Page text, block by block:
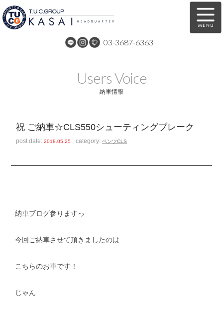
03-3687-6363
全国納車 特別作業
スタッフblog
ホーム
Users Voice
納車情報
祝 ご納車☆CLS550シューティングブレーク
post date:2018.05.25 category:ベンツCLS
納車ブログ参りますっ
今回ご納車させて頂きましたのは
こちらのお車です！
じゃん